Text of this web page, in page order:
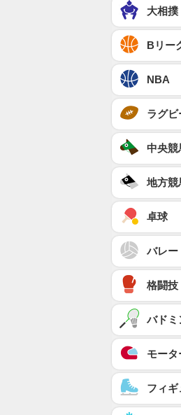
大相撲
Bリー
NBA
ラグビ
中央競
地方競
卓球
バレー
格闘技
バドミ
モータ
フィギ